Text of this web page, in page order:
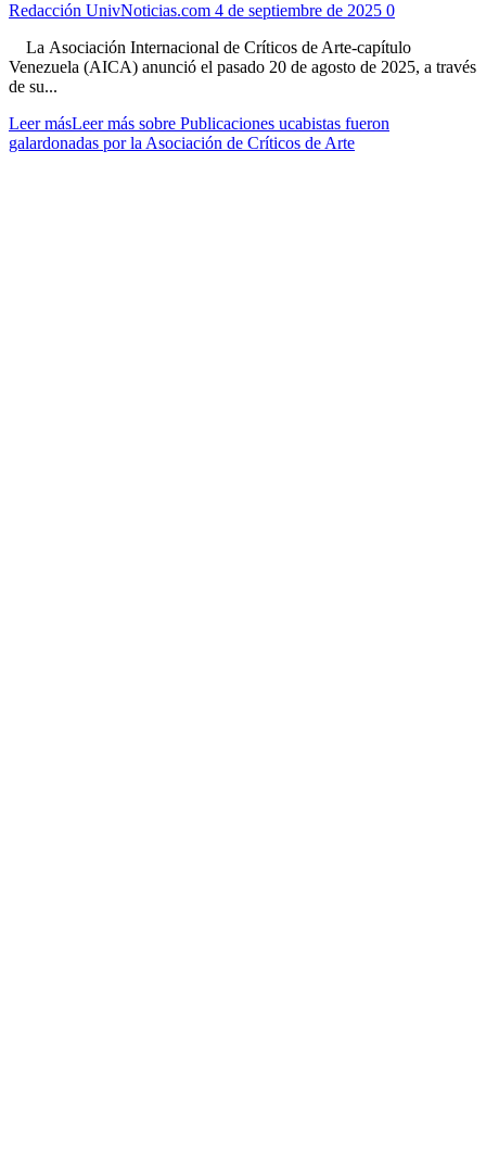
Redacción UnivNoticias.com 4 de septiembre de 2025 0
La Asociación Internacional de Críticos de Arte-capítulo
Venezuela (AICA) anunció el pasado 20 de agosto de 2025, a través
de su...
Leer másLeer más sobre Publicaciones ucabistas fueron
galardonadas por la Asociación de Críticos de Arte